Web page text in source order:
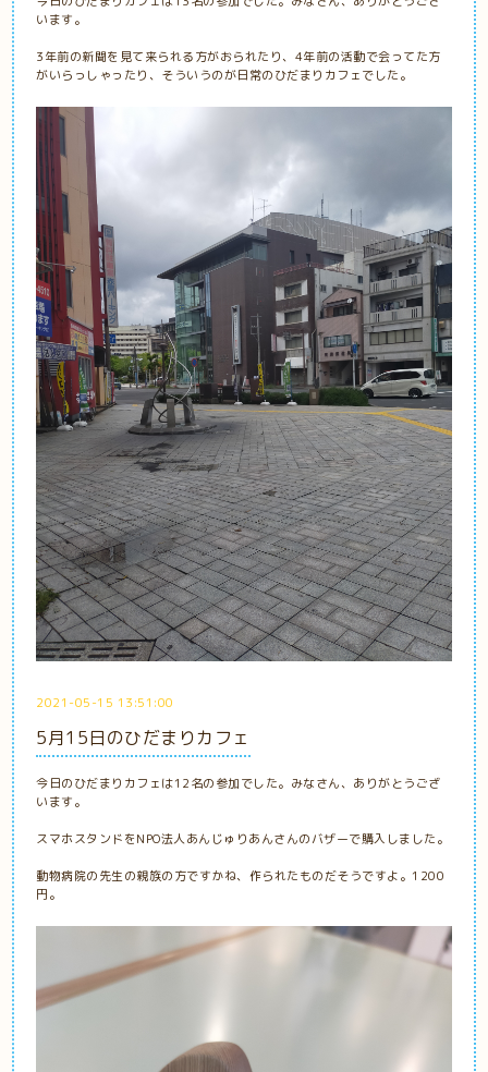
います。
3年前の新聞を見て来られる方がおられたり、4年前の活動で会ってた方
がいらっしゃったり、そういうのが日常のひだまりカフェでした。
2021-05-15 13:51:00
5月15日のひだまりカフェ
今日のひだまりカフェは12名の参加でした。みなさん、ありがとうござ
います。
スマホスタンドをNPO法人あんじゅりあんさんのバザーで購入しました。
動物病院の先生の親族の方ですかね、作られたものだそうですよ。1200
円。